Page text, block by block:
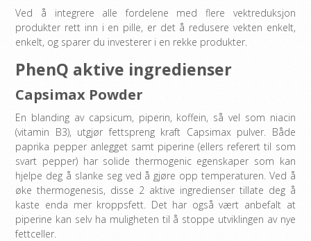
Ved å integrere alle fordelene med flere vektreduksjon
produkter rett inn i en pille, er det å redusere vekten enkelt,
enkelt, og sparer du investerer i en rekke produkter.
PhenQ aktive ingredienser
Capsimax Powder
En blanding av capsicum, piperin, koffein, så vel som niacin
(vitamin B3), utgjør fettspreng kraft Capsimax pulver. Både
paprika pepper anlegget samt piperine (ellers referert til som
svart pepper) har solide thermogenic egenskaper som kan
hjelpe deg å slanke seg ved å gjøre opp temperaturen. Ved å
øke thermogenesis, disse 2 aktive ingredienser tillate deg å
kaste enda mer kroppsfett. Det har også vært anbefalt at
piperine kan selv ha muligheten til å stoppe utviklingen av nye
fettceller.